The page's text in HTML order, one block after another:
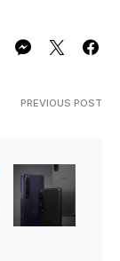
PREVIOUS POST